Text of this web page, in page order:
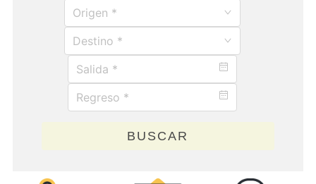
Origen *
Destino *
BUSCAR